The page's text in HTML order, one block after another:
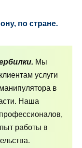
по стране.
Мы
услуги
в
Наша
работы в